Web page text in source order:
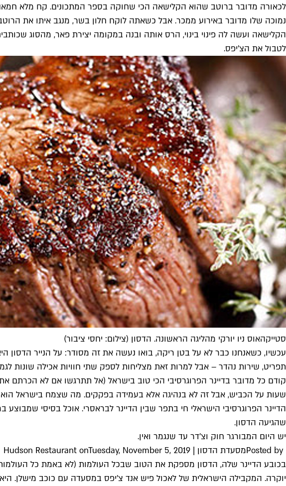
לכאורה מדובר ברוטב שהוא הקלישאה הכי שחוקה בספר המתכונים. קח מלא חמאה,
נמוכה שלו מדובר באירוע ממכר. אבל כשאתה לוקח חלון בשר, מנגב איתו את
הקלישאה ועשה לה פינוי בינוי, הרס אותה ובנה במקומה יצירת פאר, מהסוג
לטבול את הצ'יפס.
סטייקהאוס ניו יורקי מהליגה הראשונה. הדסון (צילום: יחסי ציבור)
עכשיו, כשאנחנו כבר לא על בטן ריקה, בואו נעשה את זה מסודר: על הנייר
תפריט, שירות נהדר – אבל למרות זאת מצליחות לספק שתי חוויות אכילה שונות
קודם כל מדובר בדיינר הפרוגרסיבי הכי טוב בישראל (אל תתרגשו אם לא הכרתם
שעות על הכביש, אבל זה לא בנהיגה אלא בעמידה בפקקים. מה שצמח בישראל
הדיינר הפרוגרסיבי הישראלי חי בתפר שבין הדיינר לבראסרי. אוכל בסיסי
שהגיעה הדסון.
יש היום המבורגר חוק וצ'דר עד שנגמר ואין.
Posted by ‎מסעדת הדסון | Hudson Restaurant ‎ onTuesday, November 5, 2019
בכובע הדיינר שלה, הדסון מספקת את הטוב שבכל העולמות (לא באמת כל
יוקרה. המקבילה הישראלית של לאכול פיש אנד צ'יפס במסעדה עם כוכב מישלן.